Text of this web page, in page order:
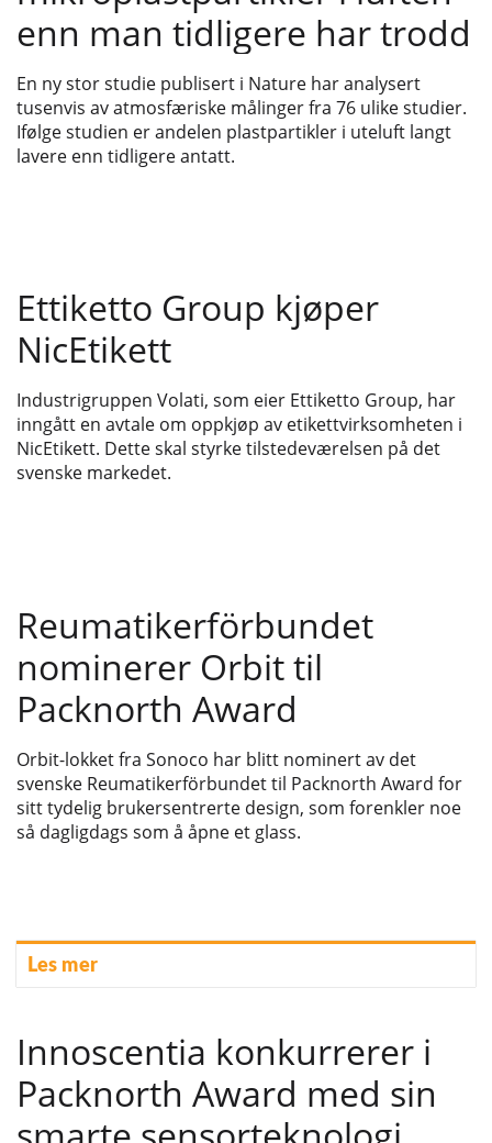
enn man tidligere har trodd
En ny stor studie publisert i Nature har analysert
tusenvis av atmosfæriske målinger fra 76 ulike studier.
Ifølge studien er andelen plastpartikler i uteluft langt
lavere enn tidligere antatt.
Ettiketto Group kjøper
NicEtikett
Industrigruppen Volati, som eier Ettiketto Group, har
inngått en avtale om oppkjøp av etikettvirksomheten i
NicEtikett. Dette skal styrke tilstedeværelsen på det
svenske markedet.
Reumatikerförbundet
nominerer Orbit til
Packnorth Award
Orbit-lokket fra Sonoco har blitt nominert av det
svenske Reumatikerförbundet til Packnorth Award for
sitt tydelig brukersentrerte design, som forenkler noe
så dagligdags som å åpne et glass.
Les mer
Innoscentia konkurrerer i
Packnorth Award med sin